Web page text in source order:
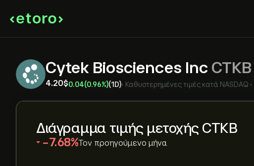
Cytek Biosciences Inc CTKB
4.20‎$‎0.04(0.96%)(1D)• Καθυστερημένες τιμές κατά NASDAQ •
Διάγραμμα τιμής μετοχής CTKB
‎-7.68‎ Τον προηγούμενο μήνα